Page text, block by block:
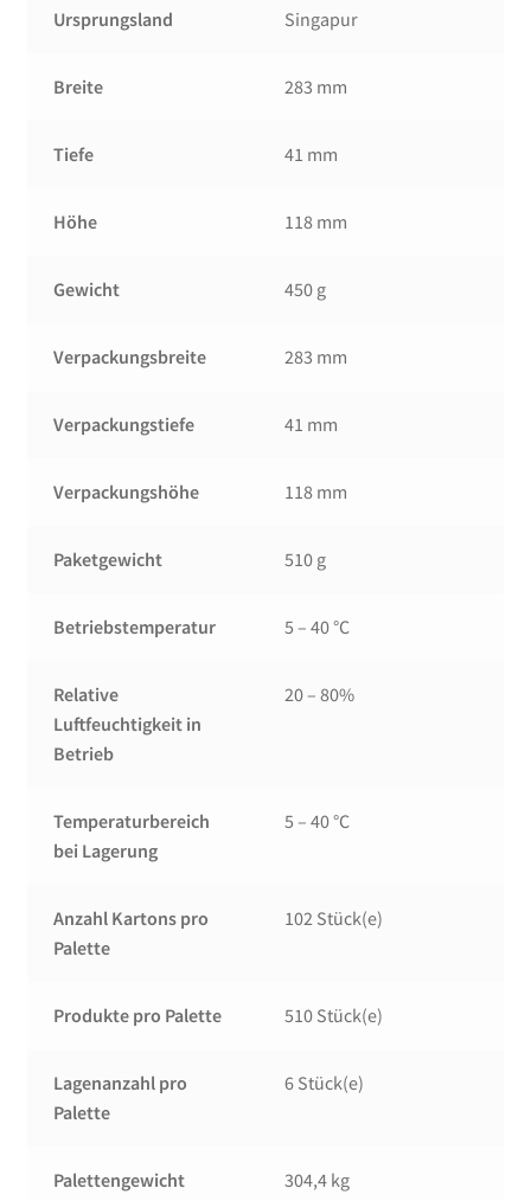
Ursprungsland Singapur
Breite 283 mm
Tiefe 41 mm
Höhe 118 mm
Gewicht 450 g
Verpackungsbreite 283 mm
Verpackungstiefe 41 mm
Verpackungshöhe 118 mm
Paketgewicht 510 g
Betriebstemperatur 5 – 40 °C
Relative
Luftfeuchtigkeit in
Betrieb
20 – 80%
Temperaturbereich
bei Lagerung
5 – 40 °C
Anzahl Kartons pro
Palette
102 Stück(e)
Produkte pro Palette 510 Stück(e)
Lagenanzahl pro
Palette
6 Stück(e)
Palettengewicht
304,4 kg